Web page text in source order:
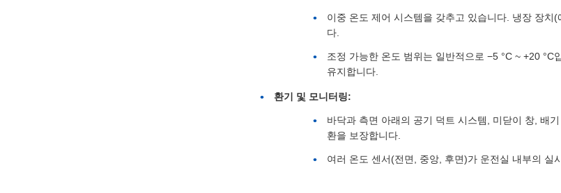
이중 온도 제어 시스템을 갖추고 있습니다. 냉장 장
다.
조정 가능한 온도 범위는 일반적으로 −5 °C ~ +20
유지합니다.
환기 및 모니터링:
바닥과 측면 아래의 공기 덕트 시스템, 미닫이 창, 배
환을 보장합니다.
여러 온도 센서(전면, 중앙, 후면)가 운전실 내부의 실